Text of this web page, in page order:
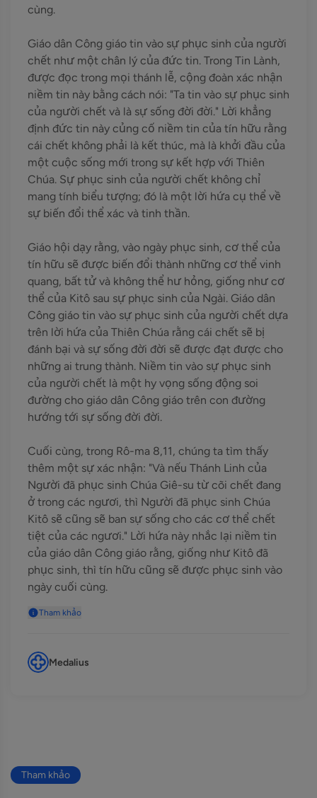
cùng.
Giáo dân Công giáo tin vào sự phục sinh của người
chết như một chân lý của đức tin. Trong Tin Lành,
được đọc trong mọi thánh lễ, cộng đoàn xác nhận
niềm tin này bằng cách nói: "Ta tin vào sự phục sinh
của người chết và là sự sống đời đời." Lời khẳng
định đức tin này củng cố niềm tin của tín hữu rằng
cái chết không phải là kết thúc, mà là khởi đầu của
một cuộc sống mới trong sự kết hợp với Thiên
Chúa. Sự phục sinh của người chết không chỉ
mang tính biểu tượng; đó là một lời hứa cụ thể về
sự biến đổi thể xác và tinh thần.
Giáo hội dạy rằng, vào ngày phục sinh, cơ thể của
tín hữu sẽ được biến đổi thành những cơ thể vinh
quang, bất tử và không thể hư hỏng, giống như cơ
thể của Kitô sau sự phục sinh của Ngài. Giáo dân
Công giáo tin vào sự phục sinh của người chết dựa
trên lời hứa của Thiên Chúa rằng cái chết sẽ bị
đánh bại và sự sống đời đời sẽ được đạt được cho
những ai trung thành. Niềm tin vào sự phục sinh
của người chết là một hy vọng sống động soi
đường cho giáo dân Công giáo trên con đường
hướng tới sự sống đời đời.
Cuối cùng, trong Rô-ma 8,11, chúng ta tìm thấy
thêm một sự xác nhận: "Và nếu Thánh Linh của
Người đã phục sinh Chúa Giê-su từ cõi chết đang
ở trong các ngươi, thì Người đã phục sinh Chúa
Kitô sẽ cũng sẽ ban sự sống cho các cơ thể chết
tiệt của các ngươi." Lời hứa này nhắc lại niềm tin
của giáo dân Công giáo rằng, giống như Kitô đã
phục sinh, thì tín hữu cũng sẽ được phục sinh vào
ngày cuối cùng.
Tham khảo
Medalius
Tham khảo